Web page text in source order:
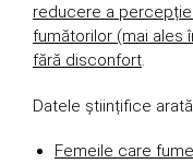
reducere a
fumătorilor (mai ales
fără disconfort.
Datele științifice
Femeile care